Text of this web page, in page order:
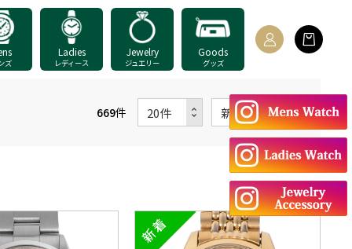
ズ
Ladies
レディース
Jewelry
ジュエリー
Goods
グッズ
669件